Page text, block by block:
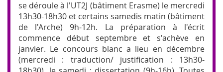
se déroule à l'UT2J (bâtiment Erasme) le mercredi
13h30-18h30 et certains samedis matin (bâtiment
de l'Arche) 9h-12h. La préparation à l'écrit
commence début septembre et s'achève en
janvier. Le concours blanc a lieu en décembre
(mercredi : traduction/ justification : 13h30-